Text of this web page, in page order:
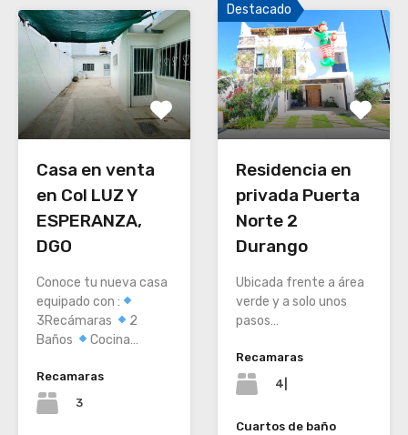
Casa en venta
en Col LUZ Y
ESPERANZA,
DGO
Conoce tu nueva casa
equipado con :
3Recámaras
2
Baños
Cocina…
Recamaras
3
Destacado
Residencia en
privada Puerta
Norte 2
Durango
Ubicada frente a área
verde y a solo unos
pasos…
Recamaras
4|
Cuartos de baño